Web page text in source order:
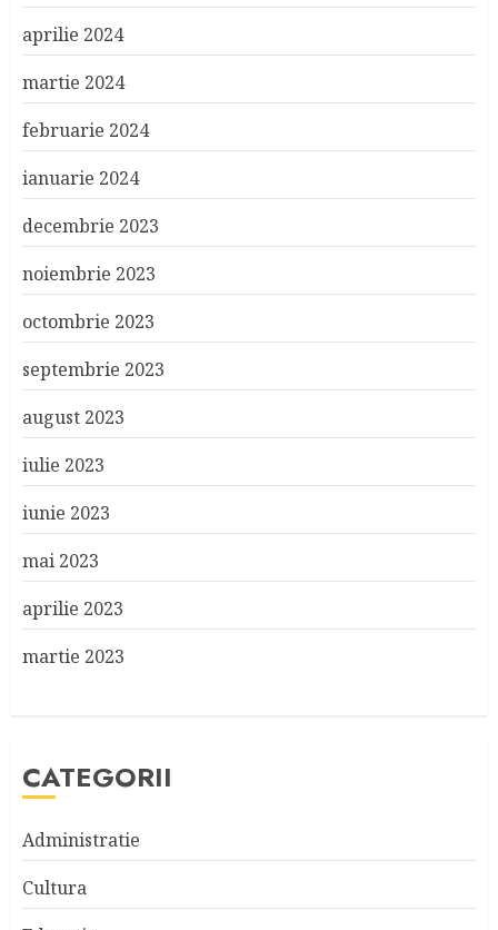
aprilie 2024
martie 2024
februarie 2024
ianuarie 2024
decembrie 2023
noiembrie 2023
octombrie 2023
septembrie 2023
august 2023
iulie 2023
iunie 2023
mai 2023
aprilie 2023
martie 2023
CATEGORII
Administratie
Cultura